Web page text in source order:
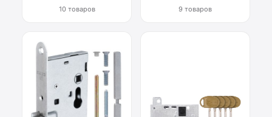
10 товаров 9 товаров